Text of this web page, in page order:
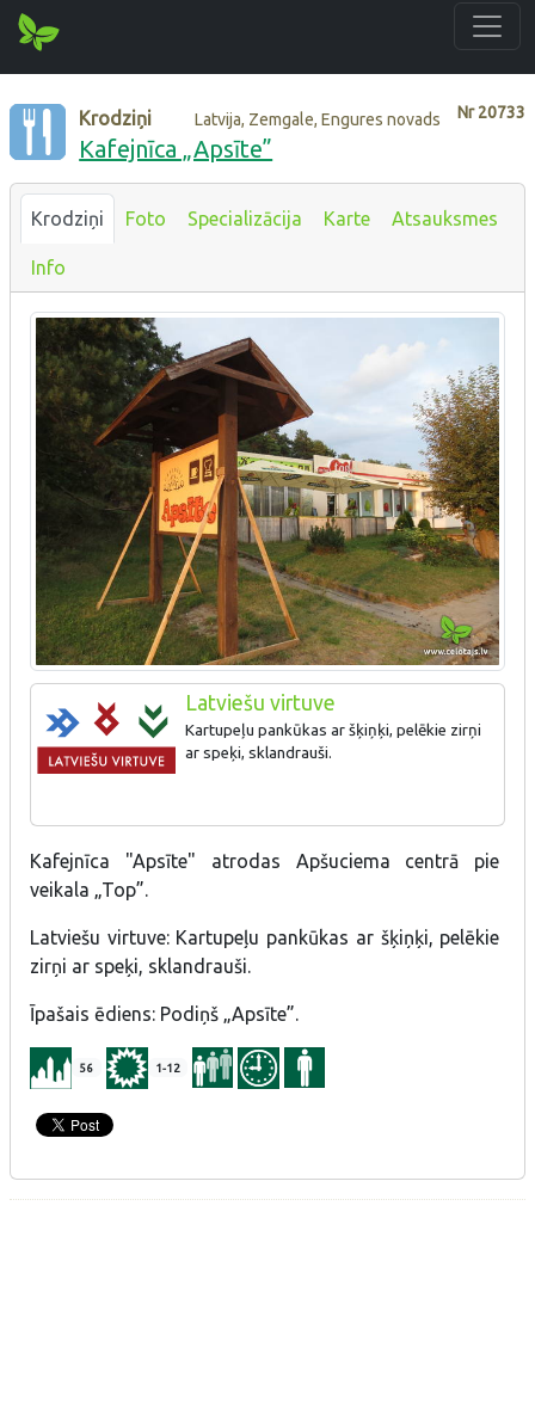
Nr20733
Krodziņi Latvija, Zemgale, Engures novads
Kafejnīca „Apsīte”
Krodziņi Foto Specializācija Karte Atsauksmes
Info
Latviešu virtuve
Kartupeļu pankūkas ar šķiņķi, pelēkie zirņi
ar speķi, sklandrauši.
Kafejnīca "Apsīte" atrodas Apšuciema centrā pie
veikala „Top”.
Latviešu virtuve: Kartupeļu pankūkas ar šķiņķi, pelēkie
zirņi ar speķi, sklandrauši.
Īpašais ēdiens: Podiņš „Apsīte”.
56 1-12